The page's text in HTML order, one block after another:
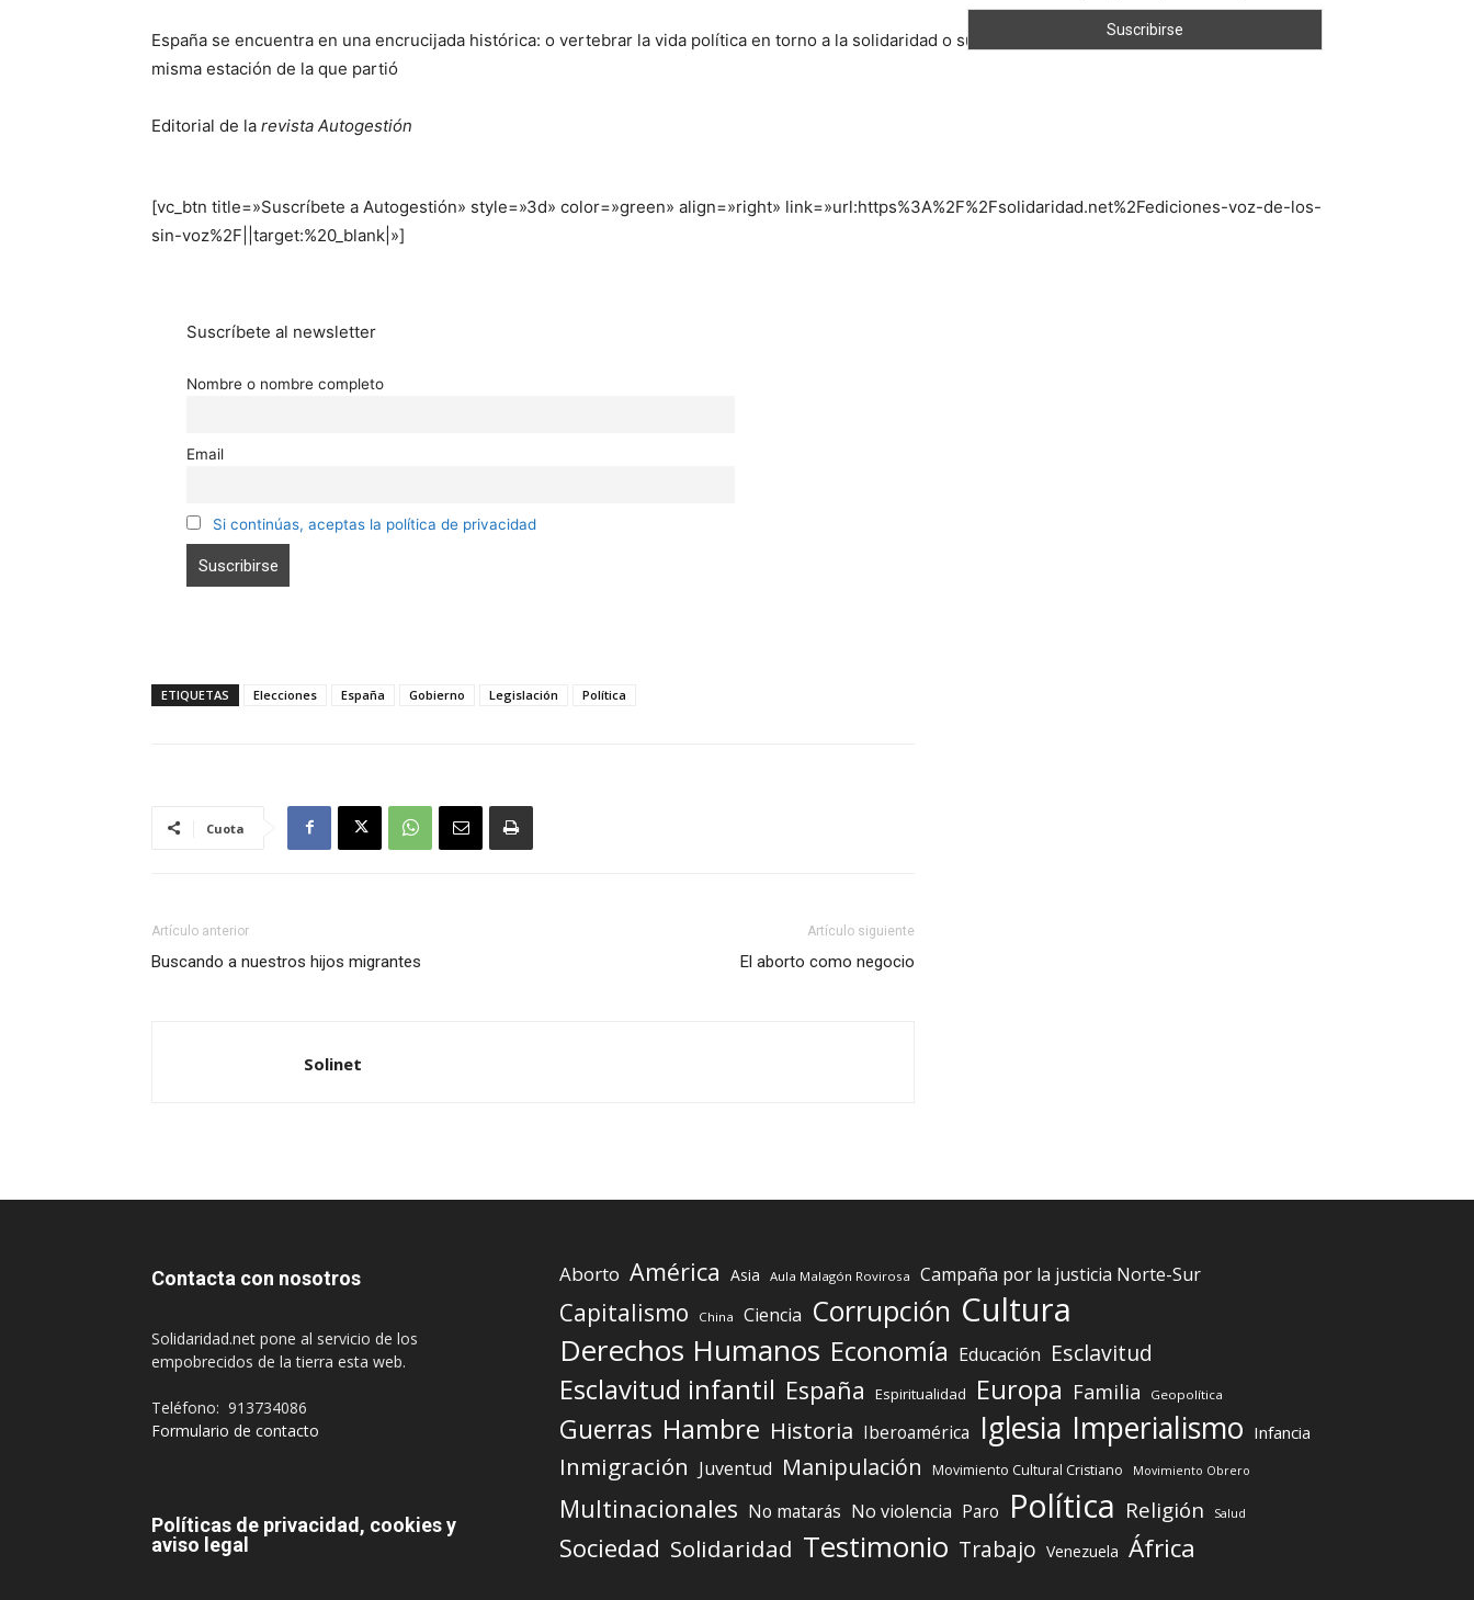
España se encuentra en una encrucijada histórica: o vertebrar la vida política en torno a la solidaridad o subirse al tren del populismo con parada en la
misma estación de la que partió
Editorial de la revista Autogestión
[vc_btn title=»Suscríbete a Autogestión» style=»3d» color=»green» align=»right» link=»url:https%3A%2F%2Fsolidaridad.net%2Fediciones-voz-de-los-
sin-voz%2F||target:%20_blank|»]
Suscríbete al newsletter
Nombre o nombre completo
Email
Si continúas, aceptas la política de privacidad
ETIQUETAS Elecciones España Gobierno Legislación Política
Cuota
Artículo anterior
Buscando a nuestros hijos migrantes
Artículo siguiente
El aborto como negocio
Solinet
Contacta con nosotros
Solidaridad.net pone al servicio de los
empobrecidos de la tierra esta web.
Teléfono: 913734086
Formulario de contacto
Políticas de privacidad, cookies y
aviso legal
Aborto América Asia Aula Malagón Rovirosa Campaña por la justicia Norte-Sur
Capitalismo China Ciencia Corrupción Cultura
Derechos Humanos Economía Educación Esclavitud
Esclavitud infantil España Espiritualidad Europa Familia Geopolítica
Guerras Hambre Historia Iberoamérica Iglesia Imperialismo Infancia
Inmigración Juventud Manipulación Movimiento Cultural Cristiano Movimiento Obrero
Multinacionales No matarás No violencia Paro Política Religión Salud
Sociedad Solidaridad Testimonio Trabajo Venezuela África